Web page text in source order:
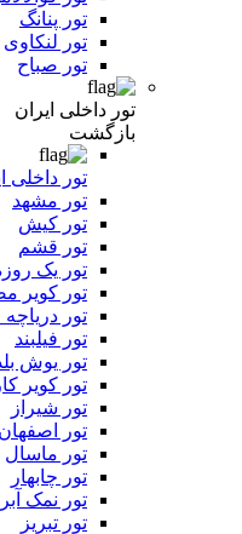
تور پنانگ
تور لنکاوی
تور صباح
تور داخلی ایران
بازگشت
تور داخلی
تور مشهد
تور کیش
تور قشم
تور یک
تور کویر
تور
تور فیلبند
تور یوش
تور کویر
تور شیراز
تور اصفهان
تور ماسال
تور چابهار
تور نمک
تور تبریز